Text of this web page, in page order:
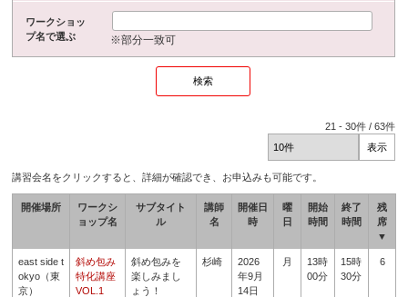
ワークショッ
プ名で選ぶ
※部分一致可
21 -30件 /63件
講習会名をクリックすると、詳細が確認でき、お申込みも可能です。
開催場所
ワークシ
ョップ名
サブタイト
ル
講師
名
開催日
時
曜
日
開始
時間
終了
時間
残
席
▼
east side t
okyo（東
京）
斜め包み
特化講座
VOL.1
斜め包みを
楽しみまし
ょう！
杉崎
2026
年9月
14日
月
13時
00分
15時
30分
6